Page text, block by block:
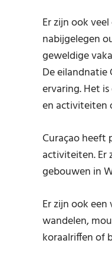
Er zijn ook
nabijgelegen
geweldige
De eilandnatie
ervaring. Het
en activiteiten
Curaçao heeft
activiteiten. Er
gebouwen in
Er zijn ook
wandelen,
koraalriffen of